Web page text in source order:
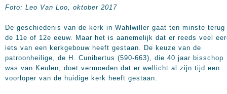
Foto: Leo Van Loo, oktober 2017
De geschiedenis van de kerk in Wahlwiller gaat ten minste
de 11e of 12e eeuw. Maar het is aanemelijk dat er reeds veel
iets van een kerkgebouw heeft gestaan. De keuze van de
patroonheilige, de H. Cunibertus (590-663), die 40 jaar bisschop
was van Keulen, doet vermoeden dat er wellicht al zijn tijd een
voorloper van de huidige kerk heeft gestaan.